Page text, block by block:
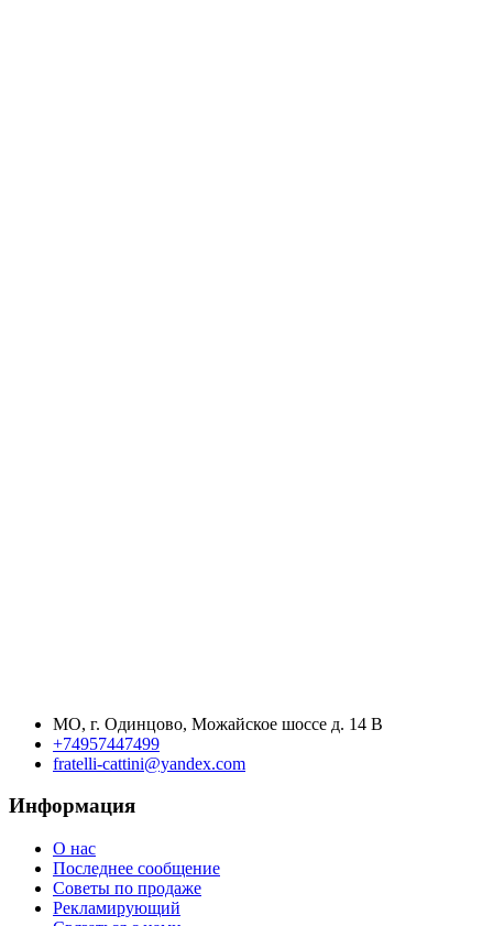
МО, г. Одинцово, Можайское шоссе д. 14 В
+74957447499
fratelli-cattini@yandex.com
Информация
О нас
Последнее сообщение
Советы по продаже
Рекламирующий